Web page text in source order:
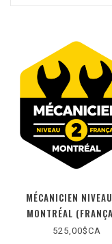
MÉCANICIEN
MONTRÉAL
525,00$CA